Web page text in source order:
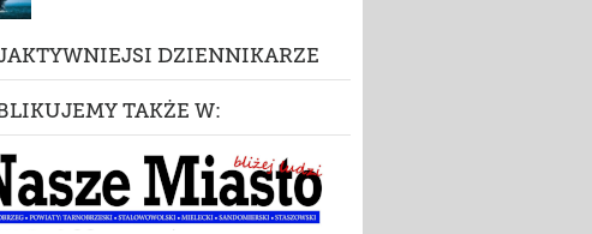
DZIENNIKARZE
TAKŻE W: